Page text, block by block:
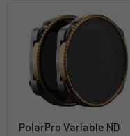
PolarPro Variable ND